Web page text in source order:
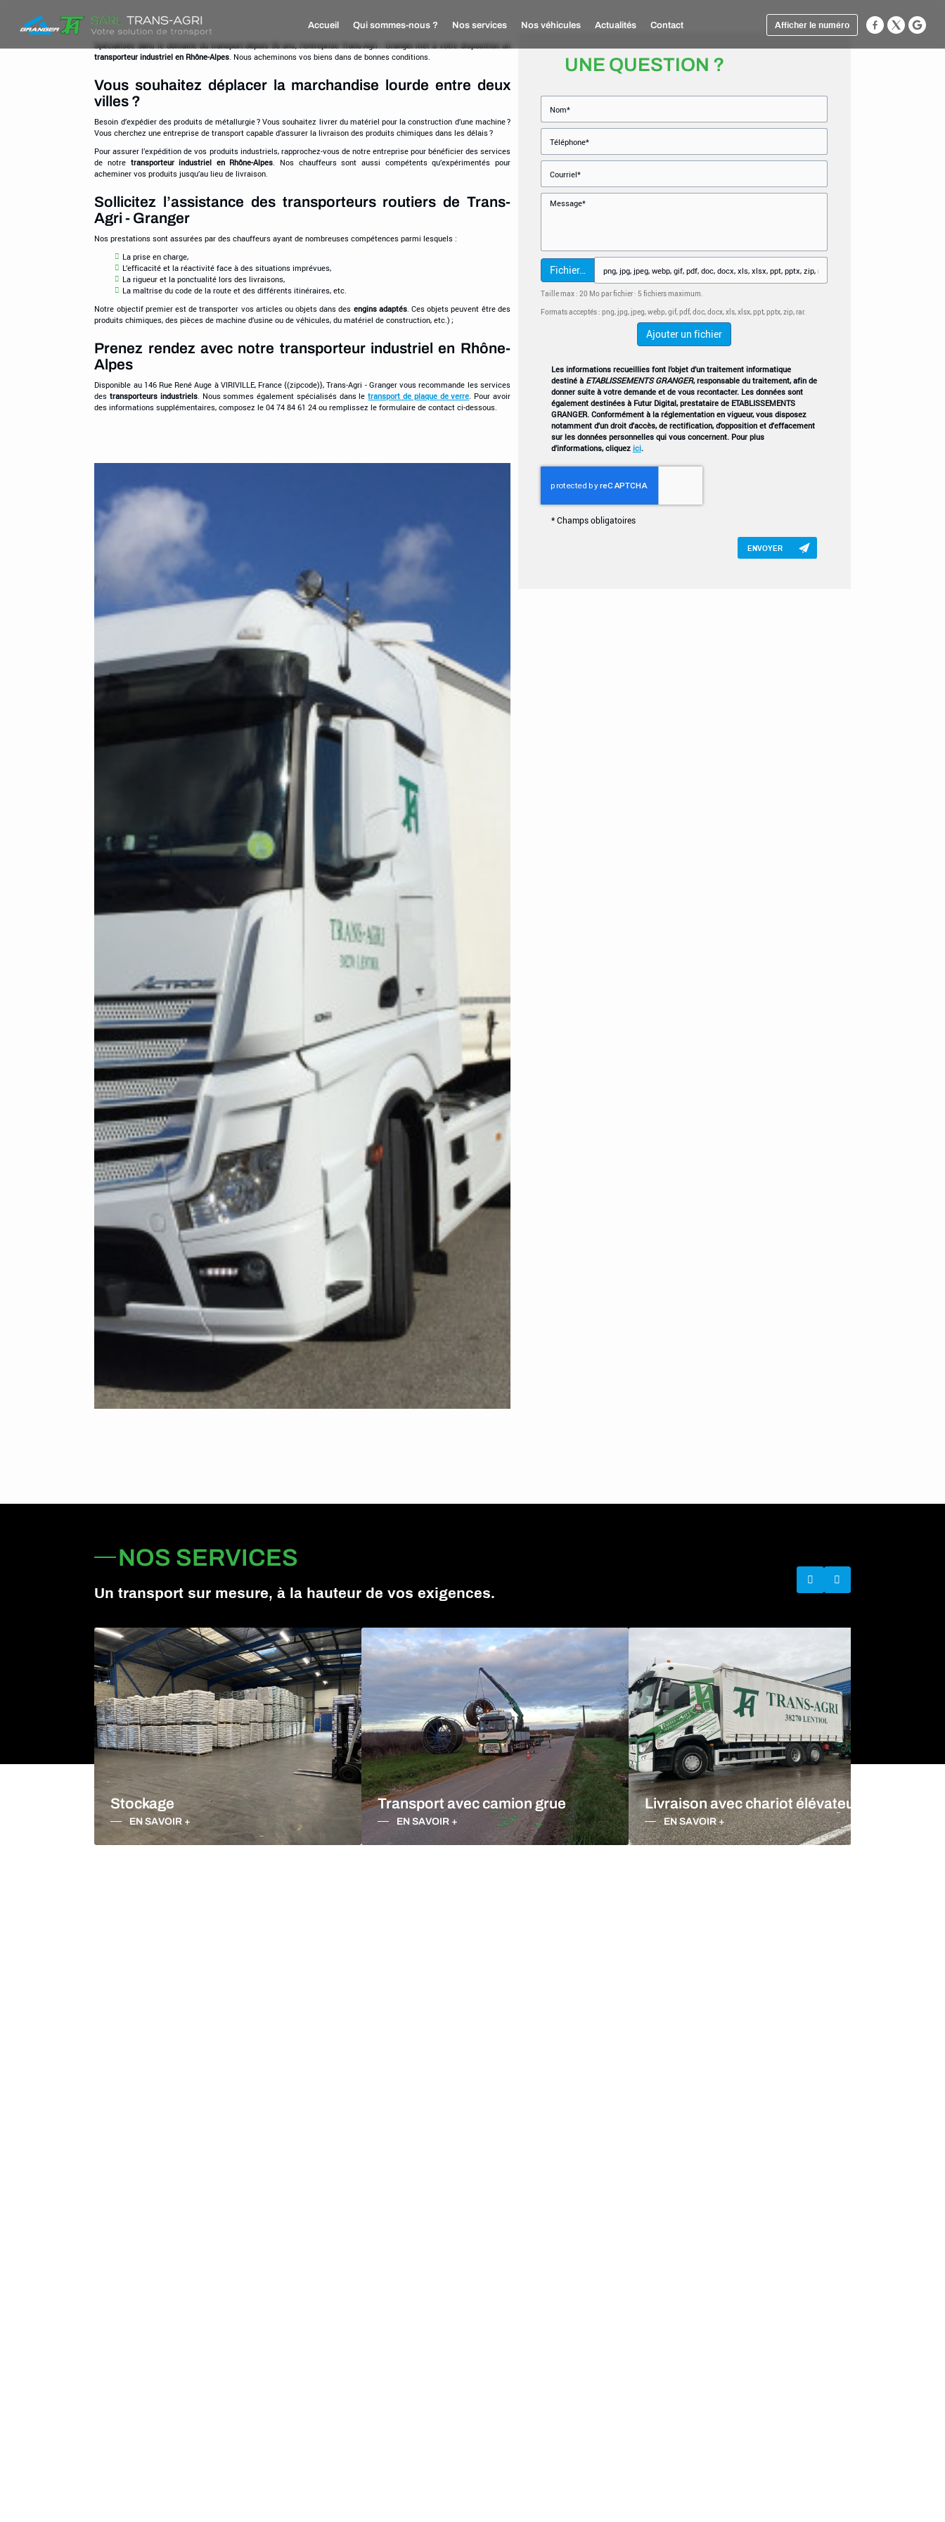
-
Granger
Accueil Qui sommes-nous ? Nos services Nos véhicules Actualités Contact Afficher le numéro
TRANSPORTEUR INDUSTRIEL RHÔNE-ALPES
APPELEZ-NOUS CONTACTEZ-NOUS
Spécialisée dans le domaine du transport depuis 56 ans, l’entreprise Trans-Agri - Granger met à votre disposition un
transporteur industriel en Rhône-Alpes. Nous acheminons vos biens dans de bonnes conditions.
Vous souhaitez déplacer la marchandise lourde entre deux
villes ?
Besoin d’expédier des produits de métallurgie ? Vous souhaitez livrer du matériel pour la construction d’une machine ?
Vous cherchez une entreprise de transport capable d’assurer la livraison des produits chimiques dans les délais ?
Pour assurer l’expédition de vos produits industriels, rapprochez-vous de notre entreprise pour bénéficier des services
de notre transporteur industriel en Rhône-Alpes. Nos chauffeurs sont aussi compétents qu’expérimentés pour
acheminer vos produits jusqu’au lieu de livraison.
Sollicitez l’assistance des transporteurs routiers de Trans-
Agri - Granger
Nos prestations sont assurées par des chauffeurs ayant de nombreuses compétences parmi lesquels :
La prise en charge,
L’efficacité et la réactivité face à des situations imprévues,
La rigueur et la ponctualité lors des livraisons,
La maîtrise du code de la route et des différents itinéraires, etc.
Notre objectif premier est de transporter vos articles ou objets dans des engins adaptés. Ces objets peuvent être des
produits chimiques, des pièces de machine d’usine ou de véhicules, du matériel de construction, etc.) ;
Prenez rendez avec notre transporteur industriel en Rhône-
Alpes
Disponible au 146 Rue René Auge à VIRIVILLE, France {(zipcode)}, Trans-Agri - Granger vous recommande les services
destransporteurs industriels. Nous sommes également spécialisés dans letransport de plaque de verre. Pour avoir
des informations supplémentaires, composez le 04 74 84 61 24 ou remplissez le formulaire de contact ci-dessous.
UNE QUESTION ?
Fichier…
Taille max : 20 Mo par fichier · 5 fichiers maximum.
Formats acceptés : png, jpg, jpeg, webp, gif, pdf, doc, docx, xls, xlsx, ppt, pptx, zip, rar.
Ajouter un fichier
Les informations recueillies font l’objet d’un traitement informatique
destiné àETABLISSEMENTS GRANGER, responsable du traitement, afin de
donner suite à votre demande et de vous recontacter. Les données sont
également destinées à Futur Digital, prestataire de ETABLISSEMENTS
GRANGER. Conformément à la réglementation en vigueur, vous disposez
notamment d'un droit d'accès, de rectification, d'opposition et d'effacement
sur les données personnelles qui vous concernent. Pour plus
d’informations, cliquez ici.
*Champs obligatoires
NOS SERVICES
Un transport sur mesure, à la hauteur de vos exigences.
Stockage
EN SAVOIR +
Transport avec camion grue
EN SAVOIR +
Livraison avec chariot élévateur
EN SAVOIR +